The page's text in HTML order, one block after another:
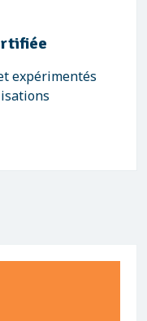
expérimentés